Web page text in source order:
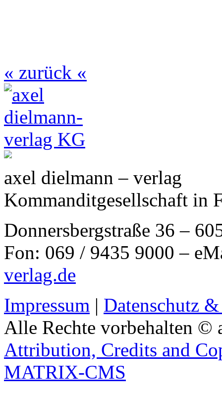
« zurück «
axel dielmann – verlag
Kommanditgesellschaft in
Donnersbergstraße 36 –
Fon: 069 / 9435 9000 –
verlag.de
Impressum | Datenschutz
Alle Rechte vorbehalten ©
Attribution, Credits and
MATRIX-CMS